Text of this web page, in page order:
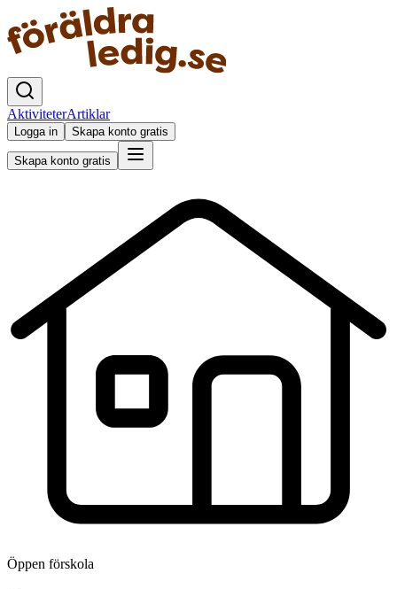
AktiviteterArtiklar
Logga in Skapa konto gratis
Skapa konto gratis
Öppen förskola